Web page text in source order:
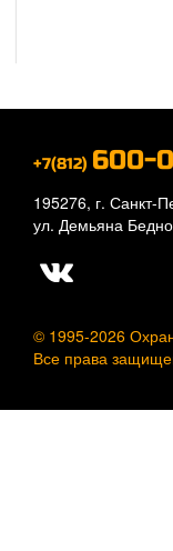
+7(812) 600-
195276, г. Санкт-
ул. Демьяна
© 1995-2026
Все права